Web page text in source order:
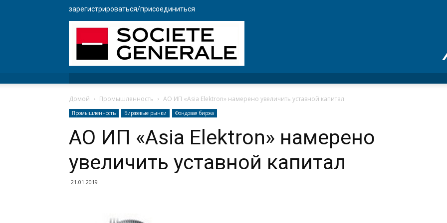
зарегистрироваться/присоединиться
Домой Промышленность АО ИП «Asia Elektron» намерено увеличить уставной капитал
Промышленность Биржевые рынки Фондовая биржа
АО ИП «Asia Elektron» намерено
увеличить уставной капитал
21.01.2019